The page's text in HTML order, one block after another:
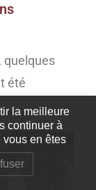
quelques
été
la meilleure
continuer à
en êtes